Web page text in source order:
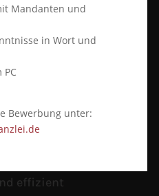
transparente
wie Zeit- und
und
effizient
Mandanten und
in Wort und
PC
Bewerbung unter: